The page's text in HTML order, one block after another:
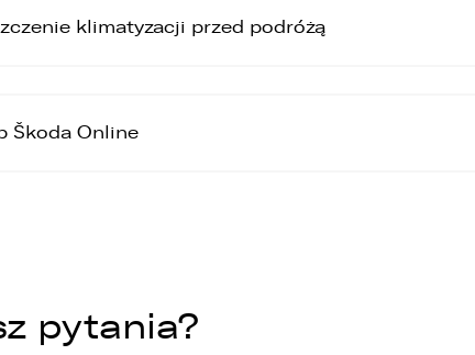
klimatyzacji przed podróżą
Škoda Online
pytania?